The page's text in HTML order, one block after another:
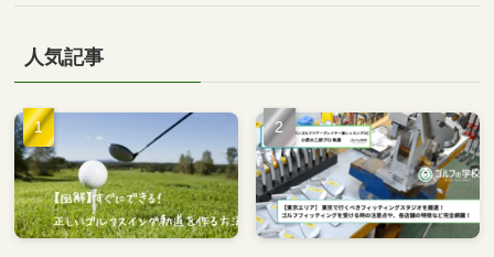
人気記事